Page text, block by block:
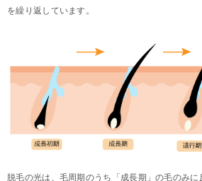
を繰り返しています。
脱毛の光は、毛周期のうち「成長期」の毛のみに